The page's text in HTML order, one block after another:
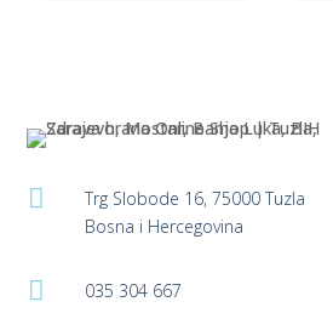
product
page
product

Trg Slobode 16, 75000 Tuzla
Bosna i Hercegovina
 035 304 667